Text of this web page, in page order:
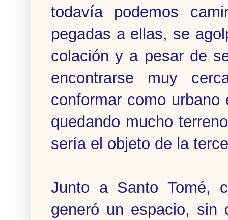
todavía podemos
pegadas a ellas, se
colación y a pesar de
encontrarse muy
conformar como
quedando mucho
sería el objeto de la
Junto a Santo Tomé,
generó un espacio, sin